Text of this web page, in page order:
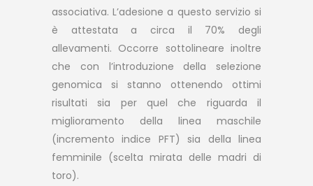
associativa. L’adesione a questo servizio si
è attestata a circa il 70% degli
allevamenti. Occorre sottolineare inoltre
che con l’introduzione della selezione
genomica si stanno ottenendo ottimi
risultati sia per quel che riguarda il
miglioramento della linea maschile
(incremento indice PFT) sia della linea
femminile (scelta mirata delle madri di
toro).